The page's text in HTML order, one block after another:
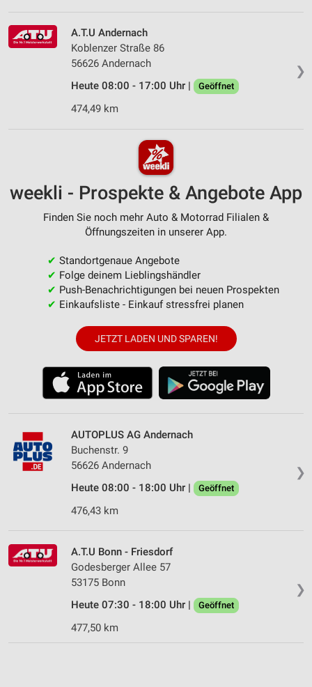
❯
A.T.U Andernach
Koblenzer Straße 86
56626 Andernach
Heute 08:00 - 17:00 Uhr |
Geöffnet
474,49 km
weekli - Prospekte & Angebote App
Finden Sie noch mehr Auto & Motorrad Filialen &
Öffnungszeiten in unserer App.
✔ Standortgenaue Angebote
✔ Folge deinem Lieblingshändler
✔ Push-Benachrichtigungen bei neuen Prospekten
✔ Einkaufsliste - Einkauf stressfrei planen
JETZT LADEN UND SPAREN!
❯
AUTOPLUS AG Andernach
Buchenstr. 9
56626 Andernach
Heute 08:00 - 18:00 Uhr |
Geöffnet
476,43 km
❯
A.T.U Bonn - Friesdorf
Godesberger Allee 57
53175 Bonn
Heute 07:30 - 18:00 Uhr |
Geöffnet
477,50 km